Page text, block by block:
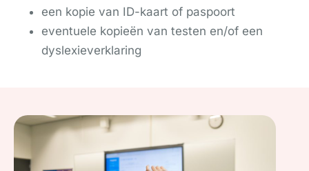
een kopie van ID-kaart of paspoort
eventuele kopieën van testen en/of een
dyslexieverklaring